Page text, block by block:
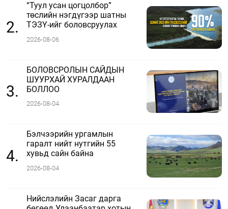
2.
“Туул усан цогцолбор”
төслийн нэгдүгээр шатны
ТЭЗҮ-ийг боловсруулах
гүйцэтгэлтэй байна
2026-08-06
3.
БОЛОВСРОЛЫН САЙДЫН
ШУУРХАЙ ХУРАЛДААН
БОЛЛОО
2026-08-04
4.
Бэлчээрийн ургамлын
гаралт нийт нутгийн 55
хувьд сайн байна
2026-08-04
Нийслэлийн Засаг дарга